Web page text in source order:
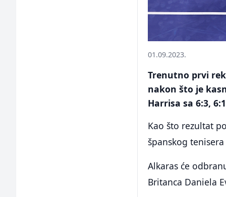
01.09.2023.
Trenutno prvi
nakon što je
Harrisa sa 6:3,
Kao što rezultat
španskog
Alkaras će
Britanca Daniela